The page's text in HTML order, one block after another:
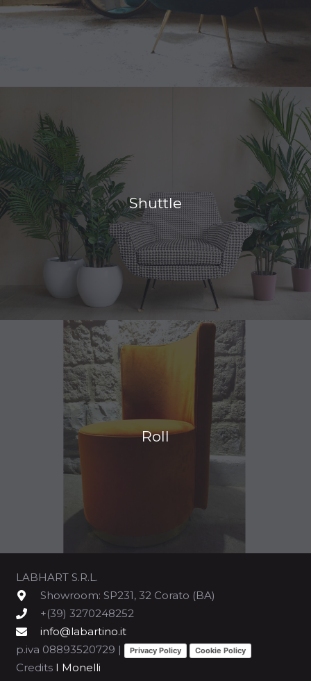
Shuttle
Roll
LABHART S.R.L.
Showroom: SP231, 32 Corato (BA)
+(39) 3270248252
info@labartino.it
p.iva 08893520729 |
Privacy Policy Cookie Policy
Credits I Monelli